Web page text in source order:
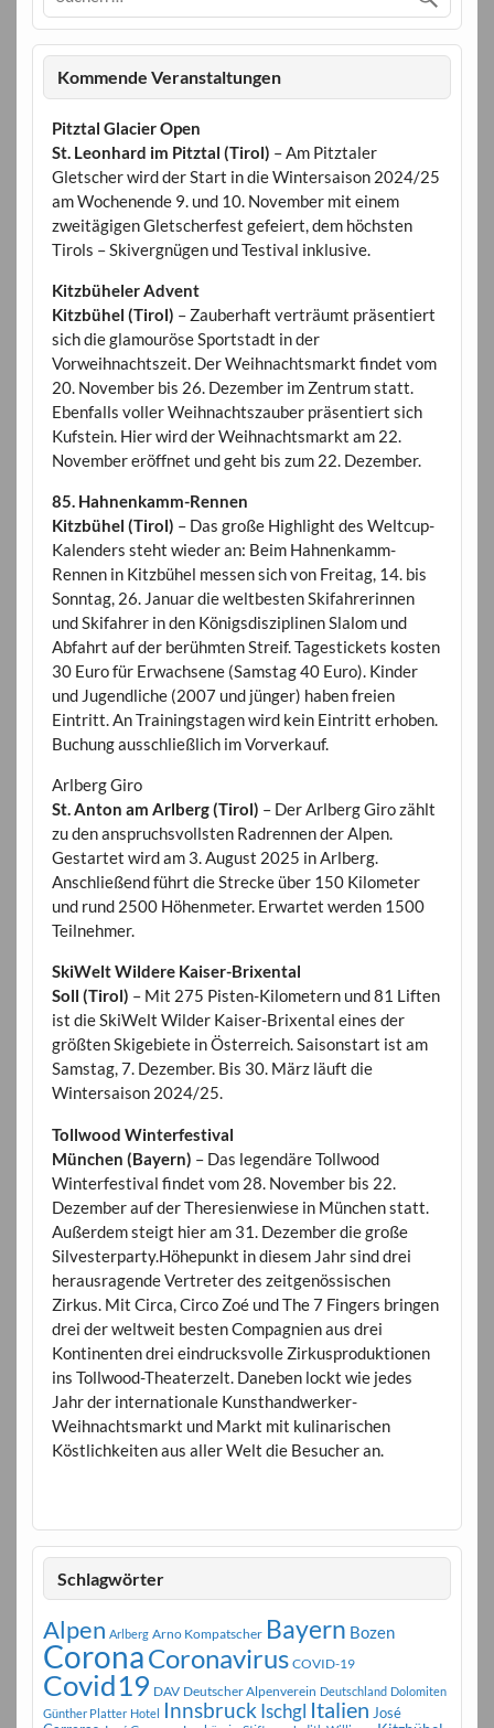
Kommende Veranstaltungen
Pitztal Glacier Open
St. Leonhard im Pitztal (Tirol) – Am Pitztaler
Gletscher wird der Start in die Wintersaison 2024/25
am Wochenende 9. und 10. November mit einem
zweitägigen Gletscherfest gefeiert, dem höchsten
Tirols – Skivergnügen und Testival inklusive.
Kitzbüheler Advent
Kitzbühel (Tirol) – Zauberhaft verträumt präsentiert
sich die glamouröse Sportstadt in der
Vorweihnachtszeit. Der Weihnachtsmarkt findet vom
20. November bis 26. Dezember im Zentrum statt.
Ebenfalls voller Weihnachtszauber präsentiert sich
Kufstein. Hier wird der Weihnachtsmarkt am 22.
November eröffnet und geht bis zum 22. Dezember.
85. Hahnenkamm-Rennen
Kitzbühel (Tirol) – Das große Highlight des Weltcup-
Kalenders steht wieder an: Beim Hahnenkamm-
Rennen in Kitzbühel messen sich von Freitag, 14. bis
Sonntag, 26. Januar die weltbesten Skifahrerinnen
und Skifahrer in den Königsdisziplinen Slalom und
Abfahrt auf der berühmten Streif. Tagestickets kosten
30 Euro für Erwachsene (Samstag 40 Euro). Kinder
und Jugendliche (2007 und jünger) haben freien
Eintritt. An Trainingstagen wird kein Eintritt erhoben.
Buchung ausschließlich im Vorverkauf.
Arlberg Giro
St. Anton am Arlberg (Tirol) – Der Arlberg Giro zählt
zu den anspruchsvollsten Radrennen der Alpen.
Gestartet wird am 3. August 2025 in Arlberg.
Anschließend führt die Strecke über 150 Kilometer
und rund 2500 Höhenmeter. Erwartet werden 1500
Teilnehmer.
SkiWelt Wildere Kaiser-Brixental
Soll (Tirol) – Mit 275 Pisten-Kilometern und 81 Liften
ist die SkiWelt Wilder Kaiser-Brixental eines der
größten Skigebiete in Österreich. Saisonstart ist am
Samstag, 7. Dezember. Bis 30. März läuft die
Wintersaison 2024/25.
Tollwood Winterfestival
München (Bayern) – Das legendäre Tollwood
Winterfestival findet vom 28. November bis 22.
Dezember auf der Theresienwiese in München statt.
Außerdem steigt hier am 31. Dezember die große
Silvesterparty.Höhepunkt in diesem Jahr sind drei
herausragende Vertreter des zeitgenössischen
Zirkus. Mit Circa, Circo Zoé und The 7 Fingers bringen
drei der weltweit besten Compagnien aus drei
Kontinenten drei eindrucksvolle Zirkusproduktionen
ins Tollwood-Theaterzelt. Daneben lockt wie jedes
Jahr der internationale Kunsthandwerker-
Weihnachtsmarkt und Markt mit kulinarischen
Köstlichkeiten aus aller Welt die Besucher an.
Schlagwörter
Alpen Arlberg Arno Kompatscher Bayern Bozen
CoronaCoronavirus COVID-19
Covid19 DAV Deutscher Alpenverein Deutschland Dolomiten
Günther Platter Hotel Innsbruck Ischgl Italien José